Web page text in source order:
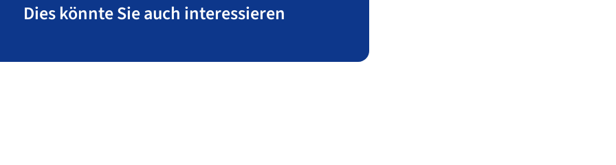
Dies könnte Sie auch interessieren